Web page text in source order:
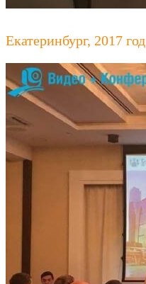
Екатеринбург, 2017 год